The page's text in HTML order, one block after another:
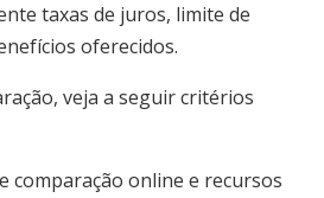
taxas de juros, limite de
oferecidos.
veja a seguir critérios
comparação online e recursos